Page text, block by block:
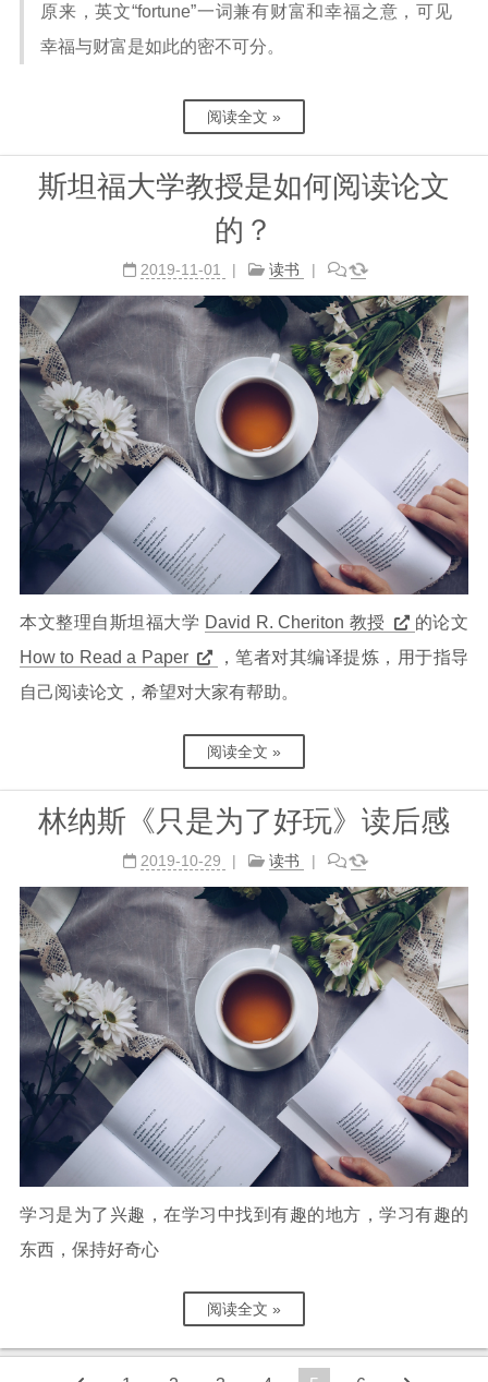
原来，英文“fortune”一词兼有财富和幸福之意，可见
幸福与财富是如此的密不可分。
阅读全文 »
斯坦福大学教授是如何阅读论文
的？
2019-11-01 读书
本文整理自斯坦福大学 David R. Cheriton 教授
的论文
How to Read a Paper
，笔者对其编译提炼，用于指导
自己阅读论文，希望对大家有帮助。
阅读全文 »
林纳斯《只是为了好玩》读后感
2019-10-29 读书
学习是为了兴趣，在学习中找到有趣的地方，学习有趣的
东西，保持好奇心
阅读全文 »